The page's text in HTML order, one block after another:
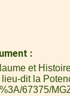
et
dit la
67375/